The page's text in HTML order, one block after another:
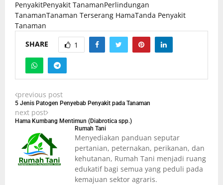
PenyakitPenyakit TanamanPerlindungan
TanamanTanaman Terserang HamaTanda Penyakit
Tanaman
SHARE
1
previous post
5 Jenis Patogen Penyebab Penyakit pada Tanaman
next post
Hama Kumbang Mentimun (Diabrotica spp.)
Rumah Tani
Menyediakan panduan seputar
pertanian, peternakan, perikanan, dan
kehutanan, Rumah Tani menjadi ruang
edukatif bagi semua yang peduli pada
kemajuan sektor agraris.